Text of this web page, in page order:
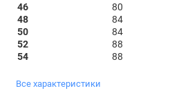
46
80
48
84
50
84
52
88
54
88
Все характеристики